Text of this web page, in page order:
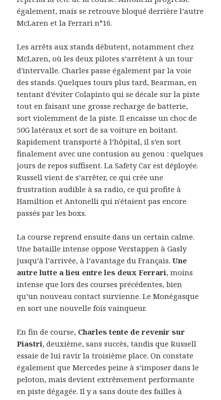
également, mais se retrouve bloqué derrière l’autre
McLaren et la Ferrari n°16.
Les arrêts aux stands débutent, notamment chez
McLaren, où les deux pilotes s’arrêtent à un tour
d'intervalle. Charles passe également par la voie
des stands. Quelques tours plus tard, Bearman, en
tentant d’éviter Colapinto qui se décale sur la piste
tout en faisant une grosse recharge de batterie,
sort violemment de la piste. Il encaisse un choc de
50G latéraux et sort de sa voiture en boitant.
Rapidement transporté à l’hôpital, il s’en sort
finalement avec une contusion au genou : quelques
jours de repos suffisent. La Safety Car est déployée.
Russell vient de s’arrêter, ce qui crée une
frustration audible à sa radio, ce qui profite à
Hamiltion et Antonelli qui n'étaient pas encore
passés par les boxs.
La course reprend ensuite dans un certain calme.
Une bataille intense oppose Verstappen à Gasly
jusqu’à l’arrivée, à l’avantage du Français.Une
autre lutte a lieu entre les deux Ferrari, moins
intense que lors des courses précédentes, bien
qu’un nouveau contact survienne. Le Monégasque
en sort une nouvelle fois vainqueur.
En fin de course, Charles tente de revenir sur
Piastri, deuxième, sans succès, tandis que Russell
essaie de lui ravir la troisième place. On constate
également que Mercedes peine à s’imposer dans le
peloton, mais devient extrêmement performante
en piste dégagée. Il y a sans doute des failles à